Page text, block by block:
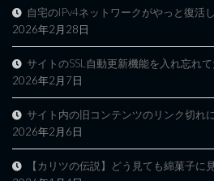
自宅のIPv4ネットワークがやっと復活
2026年2月28日
サイトのSSL自動更新機能を入れ忘れ
2026年2月7日
サイト内の旧コンテンツのリンク切れ
2026年2月6日
【カリツの伝説】どう見ても綿菓子に